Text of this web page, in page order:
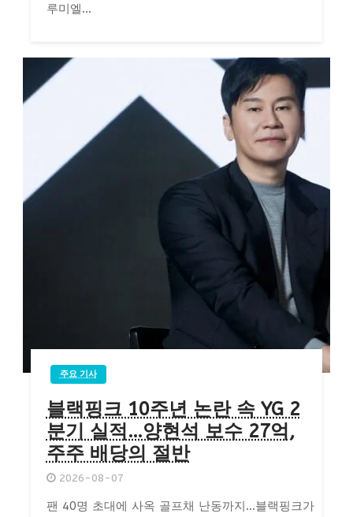
루미엘...
주요 기사
블랙핑크 10주년 논란 속 YG 2
분기 실적…양현석 보수 27억,
주주 배당의 절반
2026-08-07
팬 40명 초대에 사옥 골프채 난동까지…블랙핑크가